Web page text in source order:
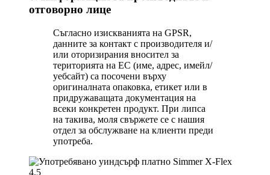
отговорно лице
Съгласно изискванията на GPSR,
данните за контакт с производителя и/
или оторизирания вносител за
територията на ЕС (име, адрес, имейл/
уебсайт) са посочени върху
оригиналната опаковка, етикет или в
придружаващата документация на
всеки конкретен продукт. При липса
на такива, моля свържете се с нашия
отдел за обслужване на клиенти преди
употреба.